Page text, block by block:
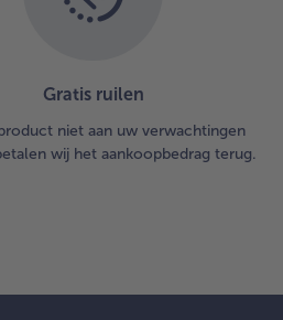
Gratis ruilen
niet aan uw verwachtingen
wij het aankoopbedrag terug.